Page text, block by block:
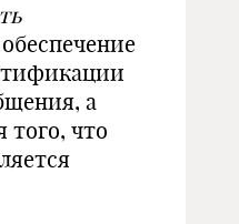
а
того, что